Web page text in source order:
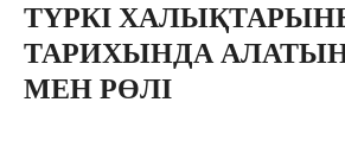
ТҮРКІ
ТАРИХЫНДА
МЕН РӨЛІ